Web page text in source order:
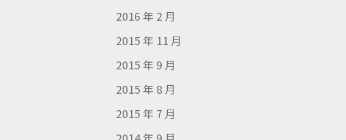
2016 年 2 月
2015 年 11 月
2015 年 9 月
2015 年 8 月
2015 年 7 月